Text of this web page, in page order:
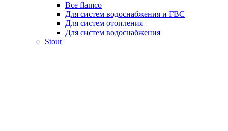
Все flamco
Для систем водоснабжения и ГВС
Для систем отопления
Для систем водоснабжения
Stout